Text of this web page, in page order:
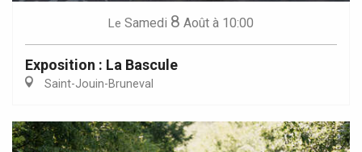
Le Samedi 8 Août à 10:00
Exposition : La Bascule
Saint-Jouin-Bruneval